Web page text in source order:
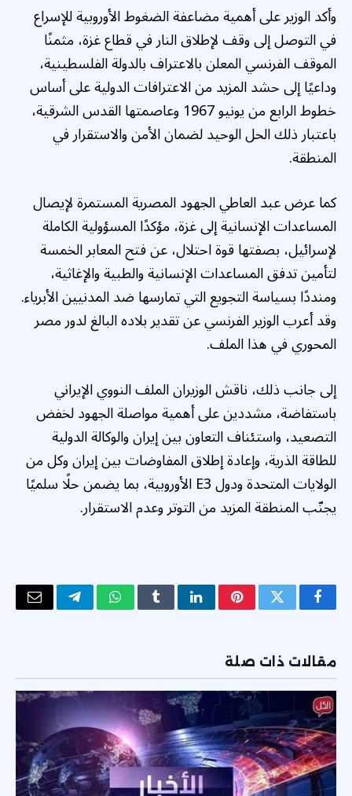
وأكد الوزير على أهمية مضاعفة الضغوط الأوروبية للإسراع
في التوصل إلى وقف لإطلاق النار في قطاع غزة، مثمنًا
الموقف الفرنسي المعلن بالاعتراف بالدولة الفلسطينية،
وداعيًا إلى حشد المزيد من الاعترافات الدولية على أساس
خطوط الرابع من يونيو 1967 وعاصمتها القدس الشرقية،
باعتبار ذلك الحل الوحيد لضمان الأمن والاستقرار في
المنطقة.
كما عرض عبد العاطي الجهود المصرية المستمرة لإيصال
المساعدات الإنسانية إلى غزة، مؤكدًا المسؤولية الكاملة
لإسرائيل، بصفتها قوة احتلال، عن فتح المعابر الخمسة
لتأمين تدفق المساعدات الإنسانية والطبية والإغاثية،
ومنددًا بسياسة التجويع التي تمارسها ضد المدنيين الأبرياء.
وقد أعرب الوزير الفرنسي عن تقدير بلاده البالغ لدور مصر
المحوري في هذا الملف.
إلى جانب ذلك، ناقش الوزيران الملف النووي الإيراني
باستفاضة، مشددين على أهمية مواصلة الجهود لخفض
التصعيد، واستئناف التعاون بين إيران والوكالة الدولية
للطاقة الذرية، وإعادة إطلاق المفاوضات بين إيران وكل من
الولايات المتحدة ودول E3 الأوروبية، بما يضمن حلًا سلميًا
يجنّب المنطقة المزيد من التوتر وعدم الاستقرار.
فيسبوكتويتر بينتيريستلينكدإنTumblrواتسابتيلقرامالبريد
مقالات ذات صلة